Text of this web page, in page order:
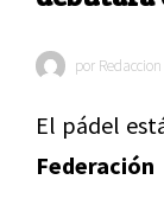
por Redaccion
El pádel